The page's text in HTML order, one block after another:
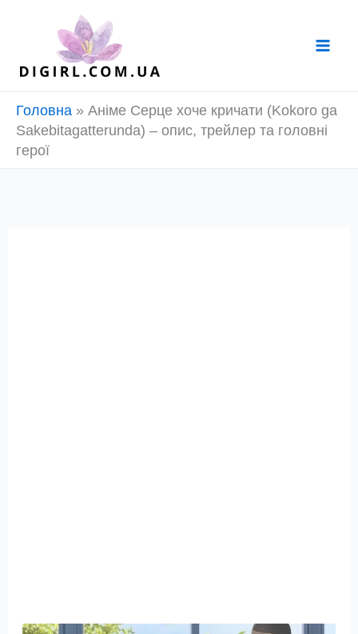
Головна » Аніме Серце хоче кричати (Kokoro ga
Sakebitagatterunda) – опис, трейлер та головні
герої